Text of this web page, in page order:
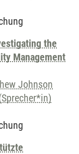
the
Management
Johnson